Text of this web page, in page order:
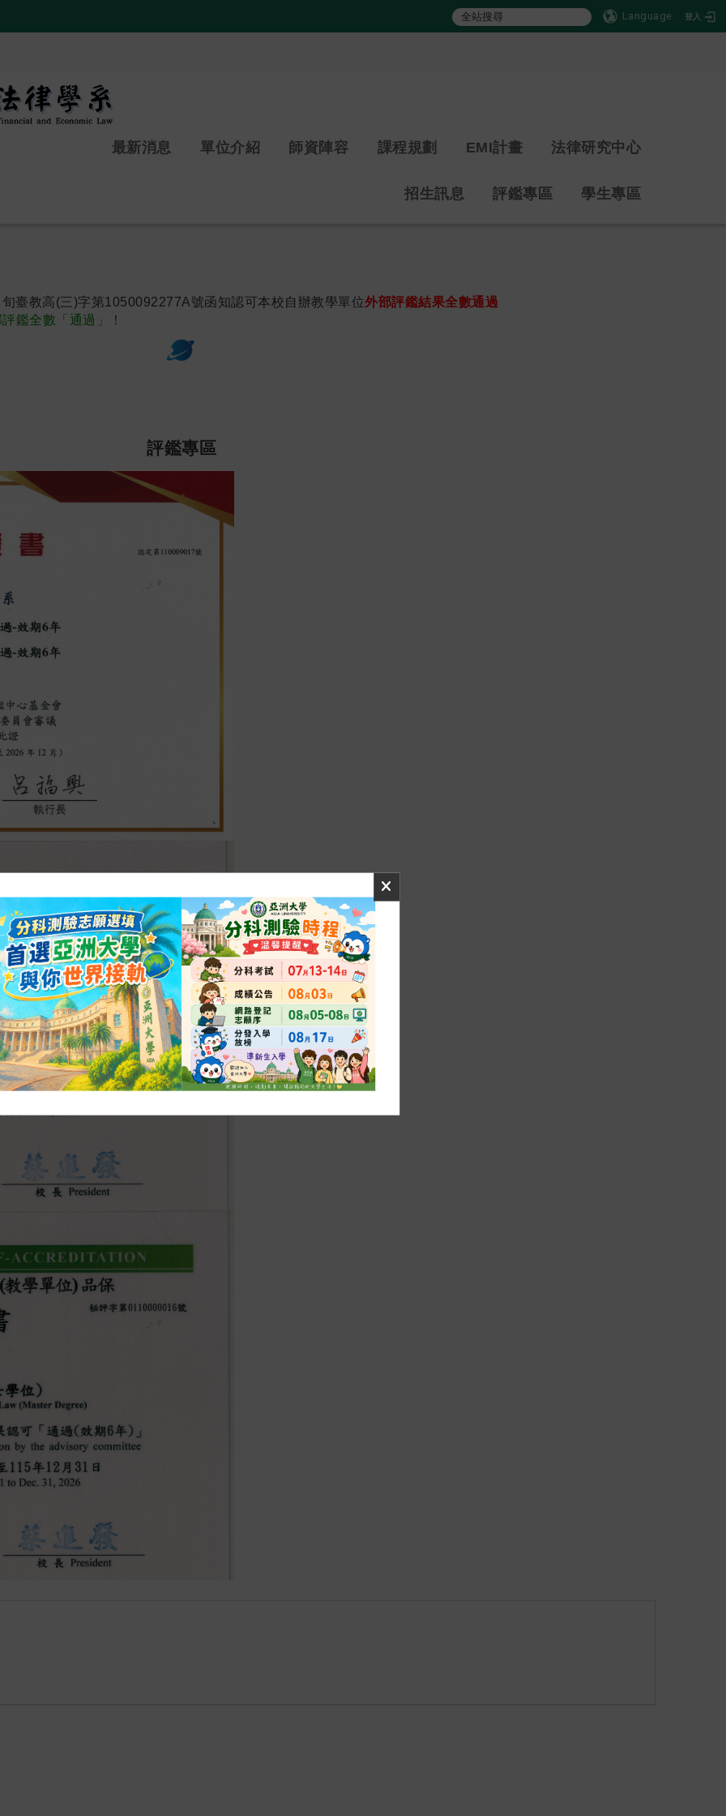
Language 登入
最新消息 單位介紹 師資陣容 課程規劃 EMI計畫 法律研究中心
招生訊息 評鑑專區 學生專區
臺教高(三)字第1050092277A號函知認可本校自辦教學單位外部評鑑結果全數通過
鑑全數「通過」！
評鑑專區